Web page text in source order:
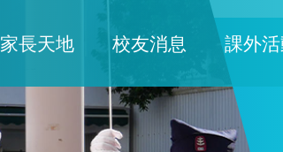
家長天地 校友消息 課外